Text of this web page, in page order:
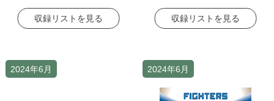
収録リストを見る 収録リストを見る
2024年6月 2024年6月